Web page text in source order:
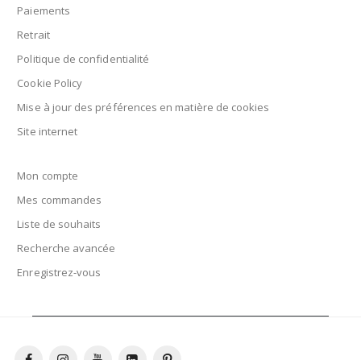
Paiements
Retrait
Politique de confidentialité
Cookie Policy
Mise à jour des préférences en matière de cookies
Site internet
Mon compte
Mes commandes
Liste de souhaits
Recherche avancée
Enregistrez-vous